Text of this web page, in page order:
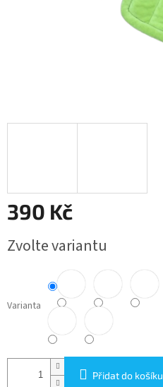
390 Kč
cena:
Zvolte variantu
Varianta
Přidat do košíku